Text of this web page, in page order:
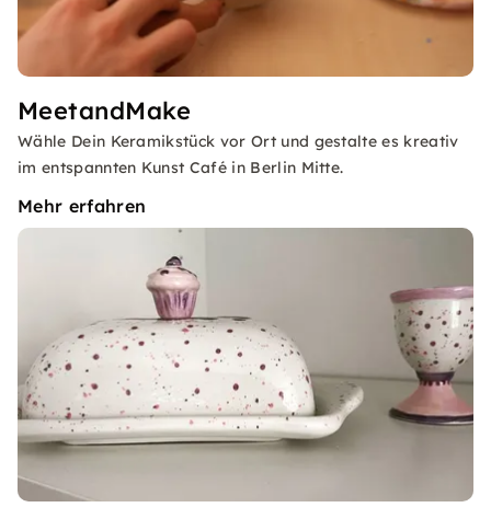
MeetandMake
Wähle Dein Keramikstück vor Ort und gestalte es kreativ
im entspannten Kunst Café in Berlin Mitte.
Mehr erfahren